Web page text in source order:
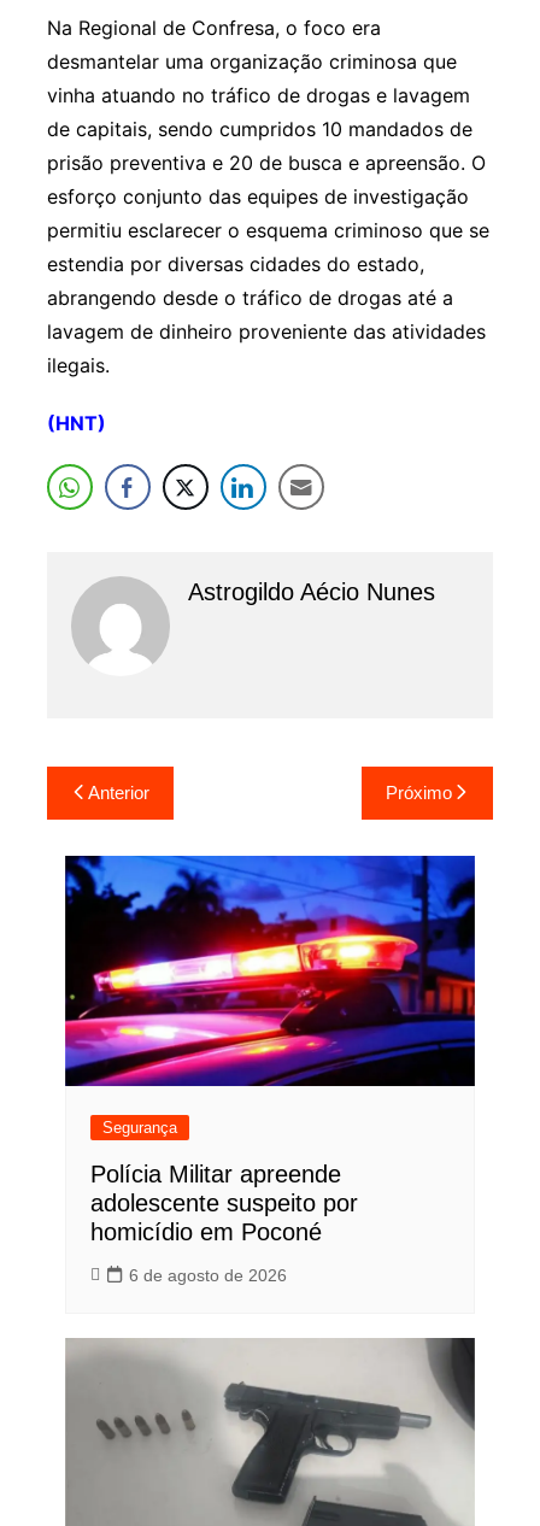
Na Regional de Confresa, o foco era
desmantelar uma organização criminosa que
vinha atuando no tráfico de drogas e lavagem
de capitais, sendo cumpridos 10 mandados de
prisão preventiva e 20 de busca e apreensão. O
esforço conjunto das equipes de investigação
permitiu esclarecer o esquema criminoso que se
estendia por diversas cidades do estado,
abrangendo desde o tráfico de drogas até a
lavagem de dinheiro proveniente das atividades
ilegais.
(HNT)
Astrogildo Aécio Nunes
Navegação
de
Post
Anterior Próximo
Segurança
Polícia Militar apreende
adolescente suspeito por
homicídio em Poconé
6 de agosto de 2026